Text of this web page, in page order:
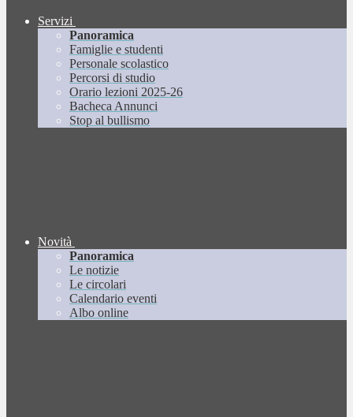
Servizi
Panoramica
Famiglie e studenti
Personale scolastico
Percorsi di studio
Orario lezioni 2025-26
Bacheca Annunci
Stop al bullismo
Novità
Panoramica
Le notizie
Le circolari
Calendario eventi
Albo online